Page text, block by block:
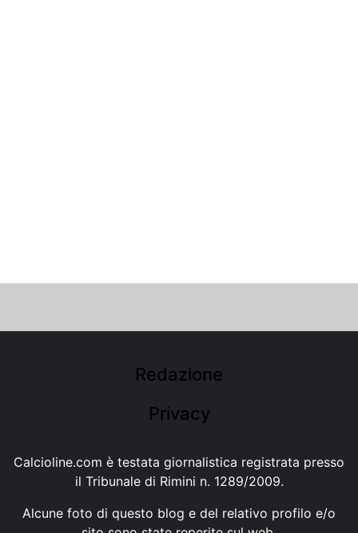
Redazione
Privacy
Calcioline.com è testata giornalistica registrata presso
il Tribunale di Rimini n. 1289/2009.
Alcune foto di questo blog e del relativo profilo e/o